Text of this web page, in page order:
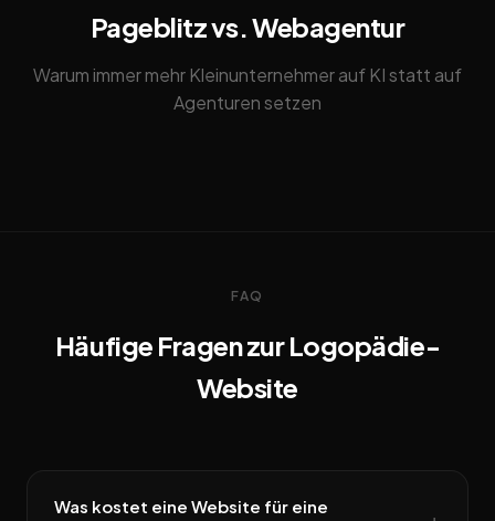
Pageblitz vs. Webagentur
Warum immer mehr Kleinunternehmer auf KI statt auf
Agenturen setzen
FAQ
Häufige Fragen zur Logopädie-
Website
Was kostet eine Website für eine